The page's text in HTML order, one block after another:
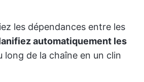
les dépendances entre les
automatiquement les
long de la chaîne en un clin